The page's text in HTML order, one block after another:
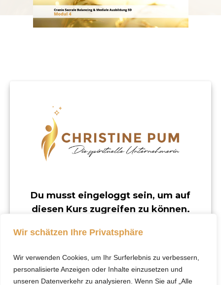
Wir schätzen Ihre Privatsphäre
Wir verwenden Cookies, um Ihr Surferlebnis zu verbessern,
personalisierte Anzeigen oder Inhalte einzusetzen und
unseren Datenverkehr zu analysieren. Wenn Sie auf „Alle
Du musst eingeloggt sein, um auf
diesen Kurs zugreifen zu können.
verfügbar.
Klicke hier, um dich
einzuloggen.